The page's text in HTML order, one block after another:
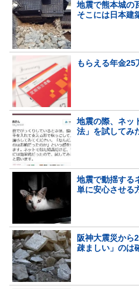
地震で熊本城の
そこには日本建
もらえる年金25
地震の際、ネッ
法」を試してみ
地震で動揺する
単に安心させる
阪神大震災から
疎ましい」のは